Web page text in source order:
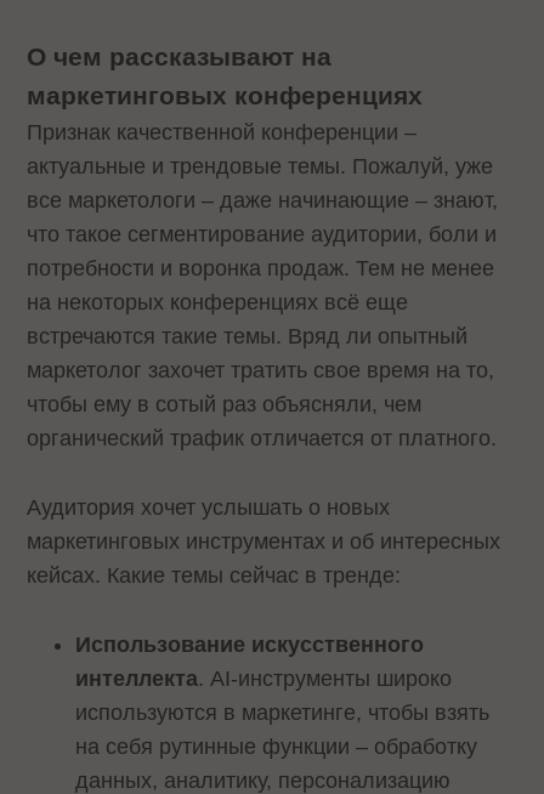
О чем рассказывают на
маркетинговых конференциях
Признак качественной конференции –
актуальные и трендовые темы. Пожалуй, уже
все маркетологи – даже начинающие – знают,
что такое сегментирование аудитории, боли и
потребности и воронка продаж. Тем не менее
на некоторых конференциях всё еще
встречаются такие темы. Вряд ли опытный
маркетолог захочет тратить свое время на то,
чтобы ему в сотый раз объясняли, чем
органический трафик отличается от платного.
Аудитория хочет услышать о новых
маркетинговых инструментах и об интересных
кейсах. Какие темы сейчас в тренде:
Использование искусственного
интеллекта. AI-инструменты широко
используются в маркетинге, чтобы взять
на себя рутинные функции – обработку
данных, аналитику, персонализацию